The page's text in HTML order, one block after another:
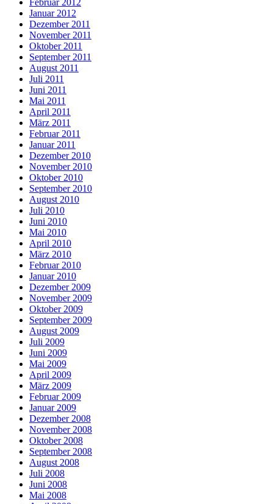
Februar 2012
Januar 2012
Dezember 2011
November 2011
Oktober 2011
September 2011
August 2011
Juli 2011
Juni 2011
Mai 2011
April 2011
März 2011
Februar 2011
Januar 2011
Dezember 2010
November 2010
Oktober 2010
September 2010
August 2010
Juli 2010
Juni 2010
Mai 2010
April 2010
März 2010
Februar 2010
Januar 2010
Dezember 2009
November 2009
Oktober 2009
September 2009
August 2009
Juli 2009
Juni 2009
Mai 2009
April 2009
März 2009
Februar 2009
Januar 2009
Dezember 2008
November 2008
Oktober 2008
September 2008
August 2008
Juli 2008
Juni 2008
Mai 2008